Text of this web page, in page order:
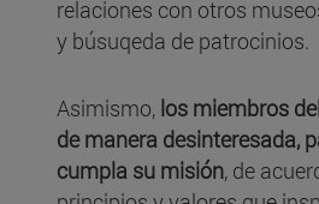
relaciones con otros
y búsuqeda de patrocinios.
Asimismo, los miembros
de manera desinteresada,
cumpla su misión, de